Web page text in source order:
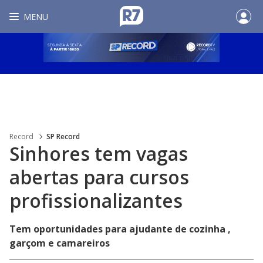
MENU
Record SP Record
Sinhores tem vagas
abertas para cursos
profissionalizantes
Tem oportunidades para ajudante de cozinha ,
garçom e camareiros